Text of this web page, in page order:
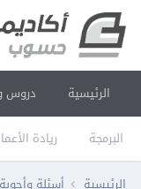
الرئيسية دروس
البرمجة ريادة
الرئيسية أسئلة وأجوبة